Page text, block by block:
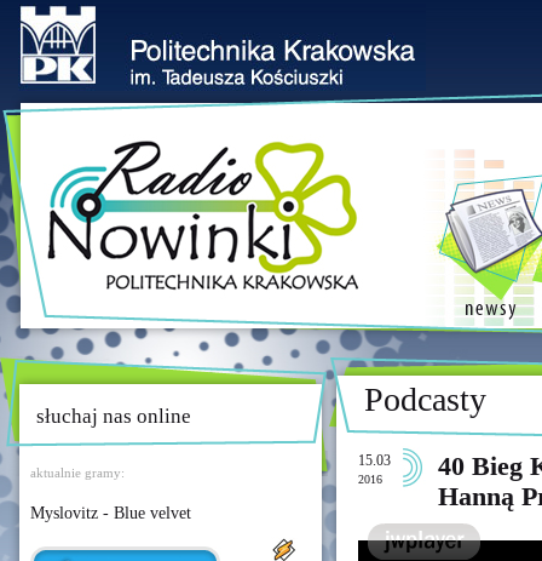
słuchaj nas online
aktualnie gramy:
Myslovitz - Blue velvet
Podcasty
15.03
2016
40 Bieg
Hanną